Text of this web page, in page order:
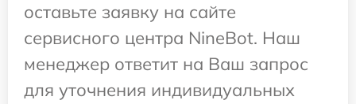
оставьте заявку на сайте
сервисного центра NineBot. Наш
менеджер ответит на Ваш запрос
для уточнения индивидуальных